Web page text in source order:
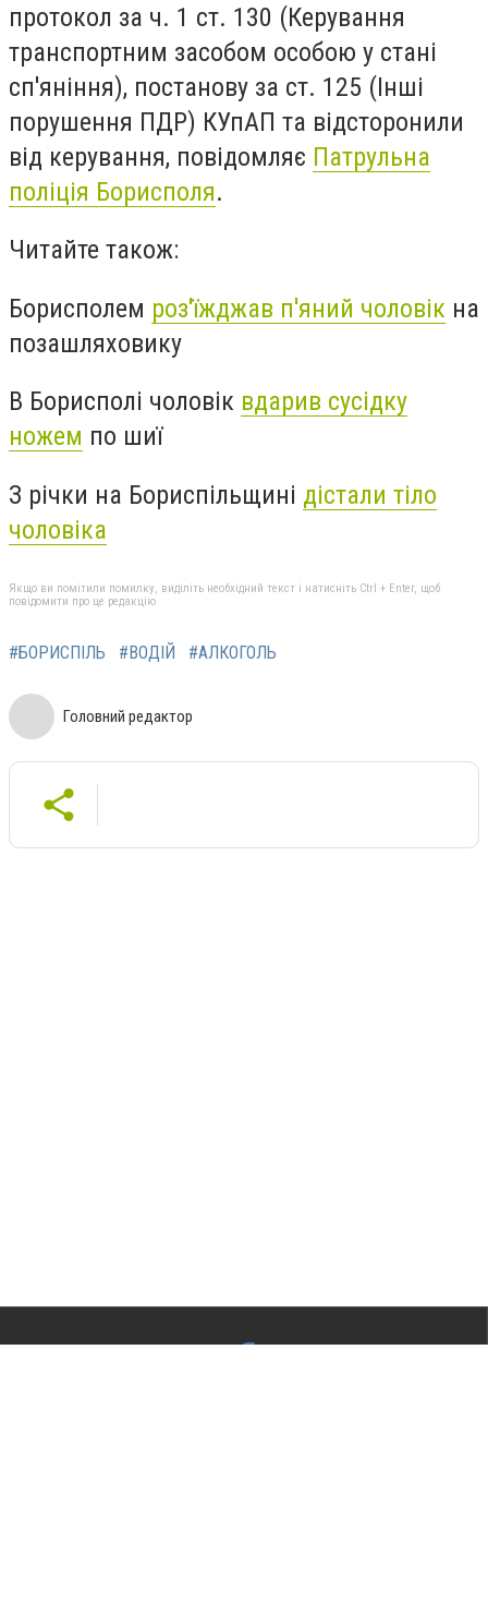
протокол за ч. 1 ст. 130 (Керування
транспортним засобом особою у стані
сп'яніння), постанову за ст. 125 (Інші
порушення ПДР) КУпАП та відсторонили
від керування, повідомляє Патрульна
поліція Борисполя.
Читайте також:
Борисполем роз'їжджав п'яний чоловік на
позашляховику
В Борисполі чоловік вдарив сусідку
ножем по шиї
З річки на Бориспільщині дістали тіло
чоловіка
Якщо ви помітили помилку, виділіть необхідний текст і натисніть Ctrl + Enter, щоб
повідомити про це редакцію
#БОРИСПІЛЬ #ВОДІЙ #АЛКОГОЛЬ
Головний редактор